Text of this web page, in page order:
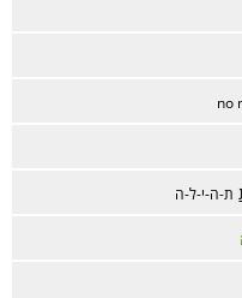
no
ת-ה-י-ל-ה